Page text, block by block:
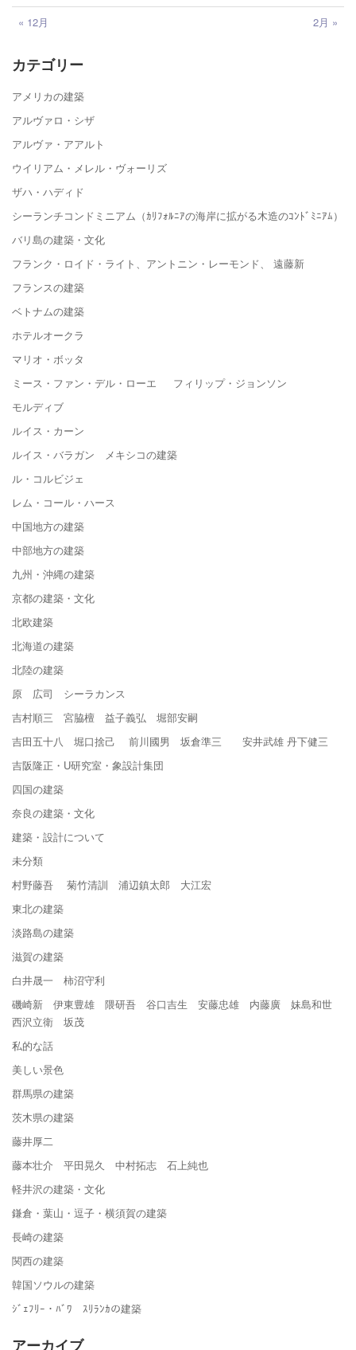
« 12月 2月 »
カテゴリー
アメリカの建築
アルヴァロ・シザ
アルヴァ・アアルト
ウイリアム・メレル・ヴォーリズ
ザハ・ハディド
シーランチコンドミニアム（ｶﾘﾌｫﾙﾆｱの海岸に拡がる木造のｺﾝﾄﾞﾐﾆｱﾑ）
バリ島の建築・文化
フランク・ロイド・ライト、アントニン・レーモンド、 遠藤新
フランスの建築
ベトナムの建築
ホテルオークラ
マリオ・ボッタ
ミース・ファン・デル・ローエ フィリップ・ジョンソン
モルディブ
ルイス・カーン
ルイス・バラガン メキシコの建築
ル・コルビジェ
レム・コール・ハース
中国地方の建築
中部地方の建築
九州・沖縄の建築
京都の建築・文化
北欧建築
北海道の建築
北陸の建築
原 広司 シーラカンス
吉村順三 宮脇檀 益子義弘 堀部安嗣
吉田五十八 堀口捨己 前川國男 坂倉準三 安井武雄 丹下健三
吉阪隆正・U研究室・象設計集団
四国の建築
奈良の建築・文化
建築・設計について
未分類
村野藤吾 菊竹清訓 浦辺鎮太郎 大江宏
東北の建築
淡路島の建築
滋賀の建築
白井晟一 柿沼守利
磯崎新 伊東豊雄 隈研吾 谷口吉生 安藤忠雄 内藤廣 妹島和世
西沢立衛 坂茂
私的な話
美しい景色
群馬県の建築
茨木県の建築
藤井厚二
藤本壮介 平田晃久 中村拓志 石上純也
軽井沢の建築・文化
鎌倉・葉山・逗子・横須賀の建築
長崎の建築
関西の建築
韓国ソウルの建築
ｼﾞｪﾌﾘｰ・ﾊﾞﾜ ｽﾘﾗﾝｶの建築
アーカイブ